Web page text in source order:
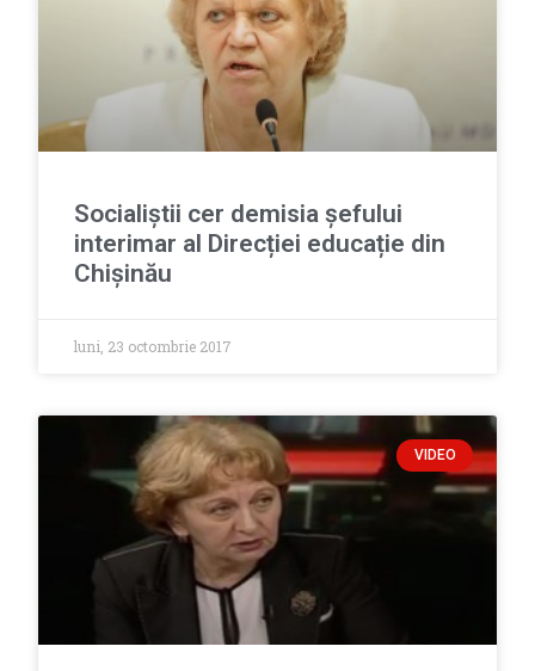
Socialiștii cer demisia șefului
interimar al Direcției educație din
Chișinău
luni, 23 octombrie 2017
VIDEO